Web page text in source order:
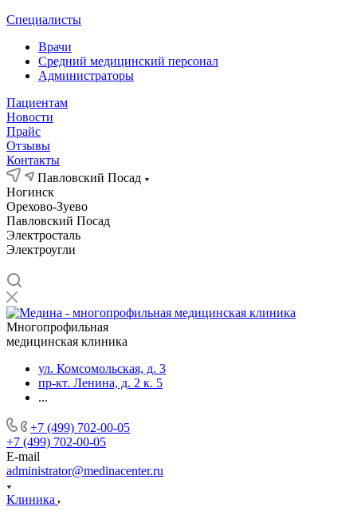
Специалисты
Врачи
Средний медицинский персонал
Администраторы
Пациентам
Новости
Прайс
Отзывы
Контакты
Павловский Посад
Ногинск
Орехово-Зуево
Павловский Посад
Электросталь
Электроугли
Многопрофильная
медицинская клиника
ул. Комсомольская, д. 3
пр-кт. Ленина, д. 2 к. 5
...
+7 (499) 702-00-05
+7 (499) 702-00-05
E-mail
administrator@medinacenter.ru
Клиника